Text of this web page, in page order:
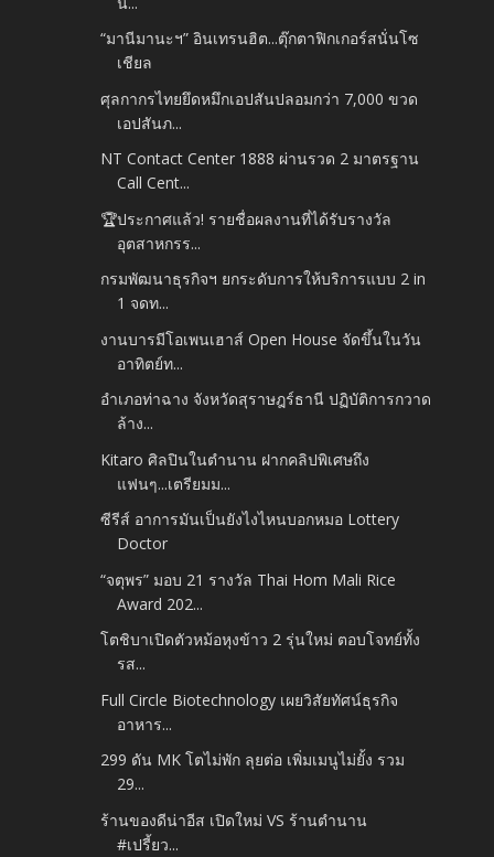
“มานีมานะฯ” อินเทรนฮิต...ตุ๊กตาฟิกเกอร์สนั่นโซ
เชียล
ศุลกากรไทยยึดหมึกเอปสันปลอมกว่า 7,000 ขวด
เอปสันภ...
NT Contact Center 1888 ผ่านรวด 2 มาตรฐาน
Call Cent...
🏆ประกาศแล้ว! รายชื่อผลงานที่ได้รับรางวัล
อุตสาหกรร...
กรมพัฒนาธุรกิจฯ ยกระดับการให้บริการแบบ 2 in
1 จดท...
งานบารมีโอเพนเฮาส์ Open House จัดขึ้นในวัน
อาทิตย์ท...
อำเภอท่าฉาง จังหวัดสุราษฎร์ธานี ปฏิบัติการกวาด
ล้าง...
Kitaro ศิลปินในตำนาน ฝากคลิปพิเศษถึง
แฟนๆ...เตรียมม...
ซีรีส์ อาการมันเป็นยังไงไหนบอกหมอ Lottery
Doctor
“จตุพร” มอบ 21 รางวัล Thai Hom Mali Rice
Award 202...
โตชิบาเปิดตัวหม้อหุงข้าว 2 รุ่นใหม่ ตอบโจทย์ทั้ง
รส...
Full Circle Biotechnology เผยวิสัยทัศน์ธุรกิจ
อาหาร...
299 ดัน MK โตไม่พัก ลุยต่อ เพิ่มเมนูไม่ยั้ง รวม
29...
ร้านของดีน่าอีส เปิดใหม่ VS ร้านตำนาน
#เปรี้ยว...